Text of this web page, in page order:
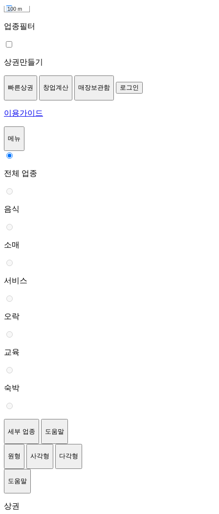
100 m
업종필터
상권만들기
빠른상권 창업계산 매장보관함 로그인
이용가이드
메뉴
전체 업종
음식
소매
서비스
오락
교육
숙박
세부 업종 도움말
원형 사각형 다각형
도움말
상권